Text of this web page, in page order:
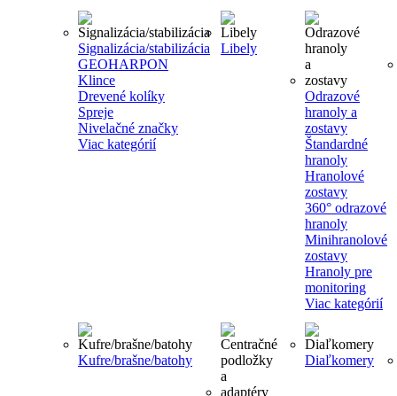
Signalizácia/stabilizácia
GEOHARPON
Klince
Drevené kolíky
Spreje
Nivelačné značky
Viac kategórií
Libely
Odrazové
hranoly a
zostavy
Štandardné
hranoly
Hranolové
zostavy
360° odrazové
hranoly
Minihranolové
zostavy
Hranoly pre
monitoring
Viac kategórií
Kufre/brašne/batohy Diaľkomery